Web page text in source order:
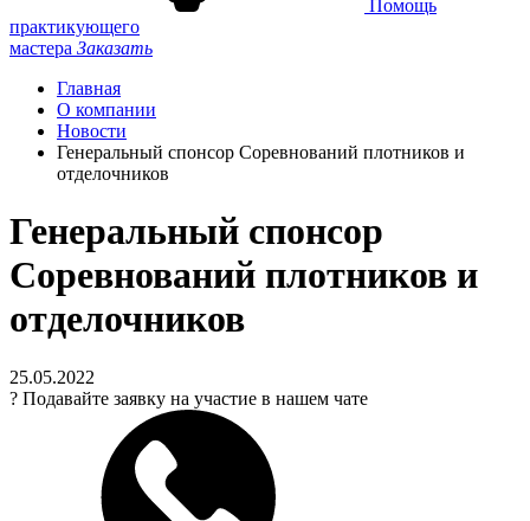
Помощь
практикующего
мастера Заказать
Главная
О компании
Новости
Генеральный спонсор Соревнований плотников и
отделочников
Генеральный спонсор
Соревнований плотников и
отделочников
25.05.2022
? Подавайте заявку на участие в нашем чате